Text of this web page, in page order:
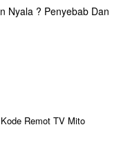
Nyala ? Penyebab Dan
Remot TV Mito